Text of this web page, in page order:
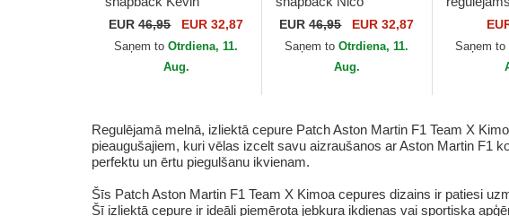
Magnussen 9FORTY
no Haas F1 Team
Formula 1 no New Era
EUR46,95 EUR 32,87
Saņem toOtrdiena, 11.
Aug.
Hulkenberg 9FORTY no
Haas F1 Team Formula
1 no New Era
EUR46,95 EUR 32,87
Saņem toOtrdiena, 11.
Aug.
Flawless
Bulls F1
1 no New
Saņem to
Regulējamā melnā, izliektā cepure Patch Aston Martin F1 Team X
pieaugušajiem, kuri vēlas izcelt savu aizraušanos ar Aston Martin F1
perfektu un ērtu piegulšanu ikvienam.
Šīs Patch Aston Martin F1 Team X Kimoa cepures dizains ir patiesi
Šī izliektā cepure ir ideāli piemērota jebkura ikdienas vai sportiska